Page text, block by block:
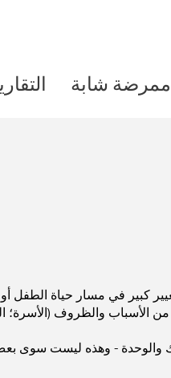
ممرضة شابة
كبير في مسار حياة الطفل
والظروف (الأسرة؛
والوحدة - وهذه ليست سوى